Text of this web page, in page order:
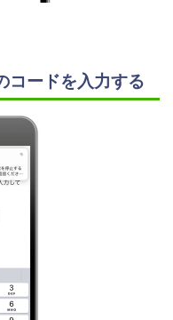
コードを入力する